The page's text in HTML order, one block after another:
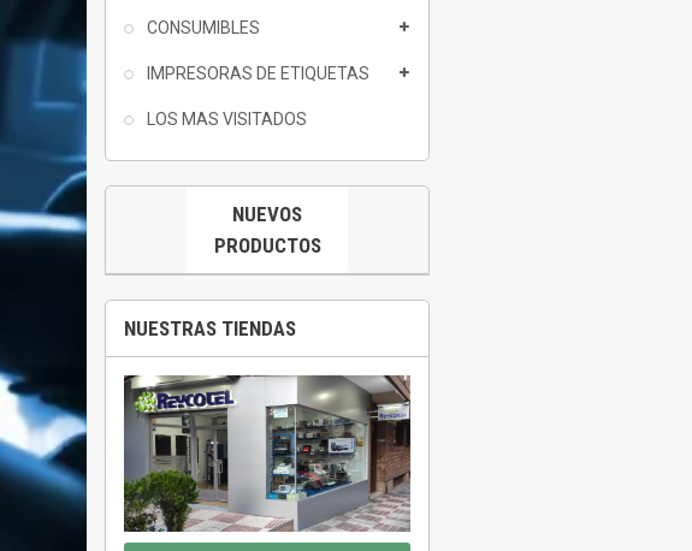
CONSUMIBLES
IMPRESORAS DE ETIQUETAS
LOS MAS VISITADOS
NUEVOS
PRODUCTOS
NUESTRAS TIENDAS